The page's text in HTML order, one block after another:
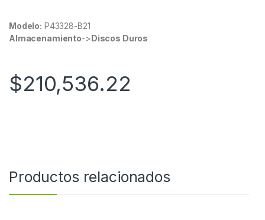
Modelo: P43328-B21
Almacenamiento->Discos Duros
$210,536.22
Productos relacionados